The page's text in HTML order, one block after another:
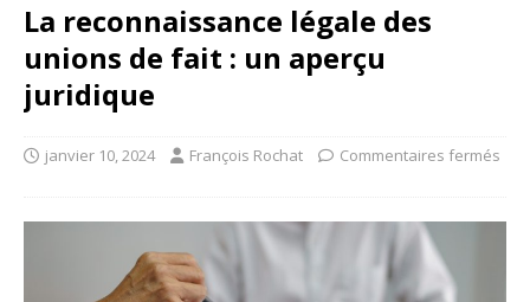
La reconnaissance légale des
unions de fait : un aperçu
juridique
janvier 10, 2024 François Rochat Commentaires fermés